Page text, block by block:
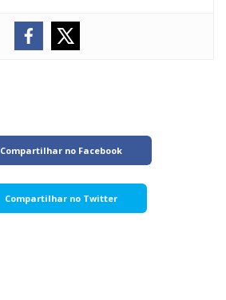
Compartilhar no Facebook
Compartilhar no Twitter